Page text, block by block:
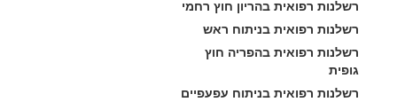
רשלנות רפואית בהריון חוץ רחמי
רשלנות רפואית בניתוח ראש
רשלנות רפואית בהפריה חוץ
גופית
רשלנות רפואית בניתוח עפעפיים